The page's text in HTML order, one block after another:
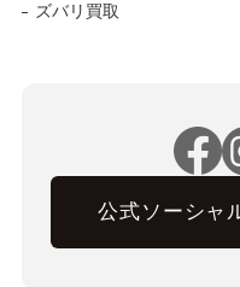
ズバリ買取
公式ソーシャ